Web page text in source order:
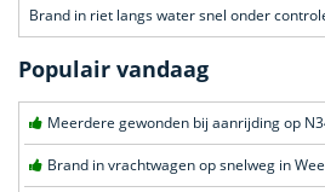
Brand in riet langs water snel onder
Populair vandaag
Meerdere gewonden bij aanrijding op
Brand in vrachtwagen op snelweg in